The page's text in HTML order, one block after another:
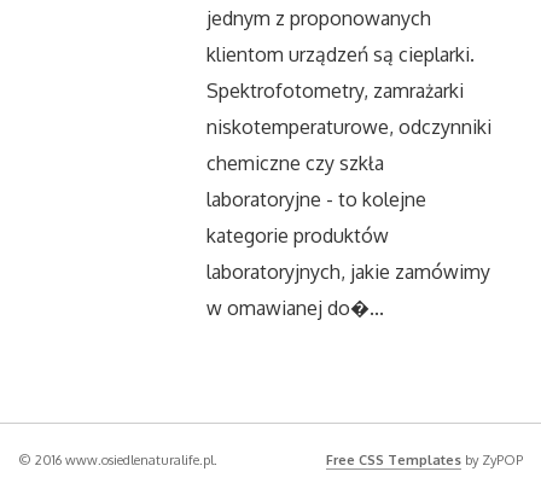
jednym z proponowanych
klientom urządzeń są cieplarki.
Spektrofotometry, zamrażarki
niskotemperaturowe, odczynniki
chemiczne czy szkła
laboratoryjne - to kolejne
kategorie produktów
laboratoryjnych, jakie zamówimy
w omawianej do�...
© 2016 www.osiedlenaturalife.pl. Free CSS Templates by ZyPOP